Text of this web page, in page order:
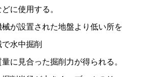
に使用する。
が設置された地盤より低い所を
水中掘削
に見合った掘削力が得られる。